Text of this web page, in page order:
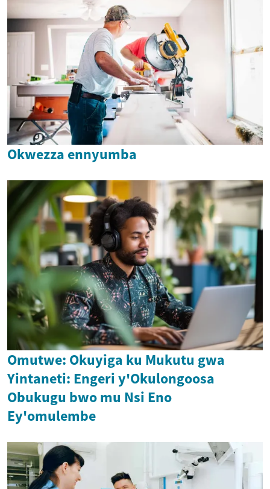
Okwezza ennyumba
Omutwe: Okuyiga ku Mukutu gwa
Yintaneti: Engeri y'Okulongoosa
Obukugu bwo mu Nsi Eno
Ey'omulembe